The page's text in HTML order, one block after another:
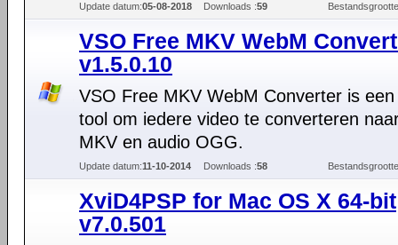
Update datum:05-08-2018 Downloads :59
VSO Free MKV WebM
v1.5.0.10
VSO Free MKV WebM Converter is
tool om iedere video te converteren
MKV en audio OGG.
Update datum:11-10-2014 Downloads :58
XviD4PSP for Mac OS X 64-bit
v7.0.501